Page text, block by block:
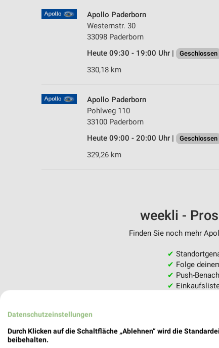
Apollo Paderborn
Westernstr. 30
33098 Paderborn
Heute 09:30 - 19:00 Uhr |
Geschlossen
330,18 km
Apollo Paderborn
Pohlweg 110
33100 Paderborn
Heute 09:00 - 20:00 Uhr |
Geschlossen
329,26 km
weekli -
Finden Sie noch mehr
✔
✔ Folge
✔ Push-
✔
Nutze weekli auch
Datenschutzeinstellungen
Durch Klicken auf die Schaltfläche „Ablehnen“ wird die
beibehalten.